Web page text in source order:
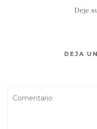
Deje
DEJA